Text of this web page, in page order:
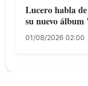
Lucero habla
su nuevo
01/08/2026 02:00